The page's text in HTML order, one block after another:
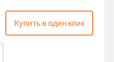
Купить в один клик